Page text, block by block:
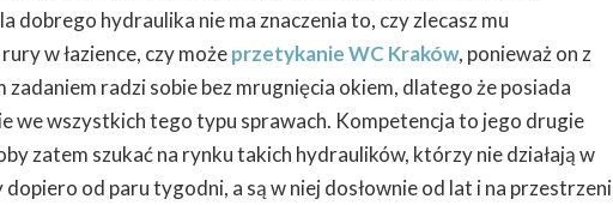
dobrego hydraulika nie ma znaczenia to, czy zlecasz mu
w łazience, czy możeprzetykanie WC Kraków, ponieważ on z
zadaniem radzi sobie bez mrugnięcia okiem, dlatego że posiada
we wszystkich tego typu sprawach. Kompetencja to jego drugie
zatem szukać na rynku takich hydraulików, którzy nie działają w
dopiero od paru tygodni, a są w niej dosłownie od lat i na przestrzeni